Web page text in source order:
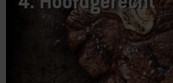
4. Hoofdgerecht